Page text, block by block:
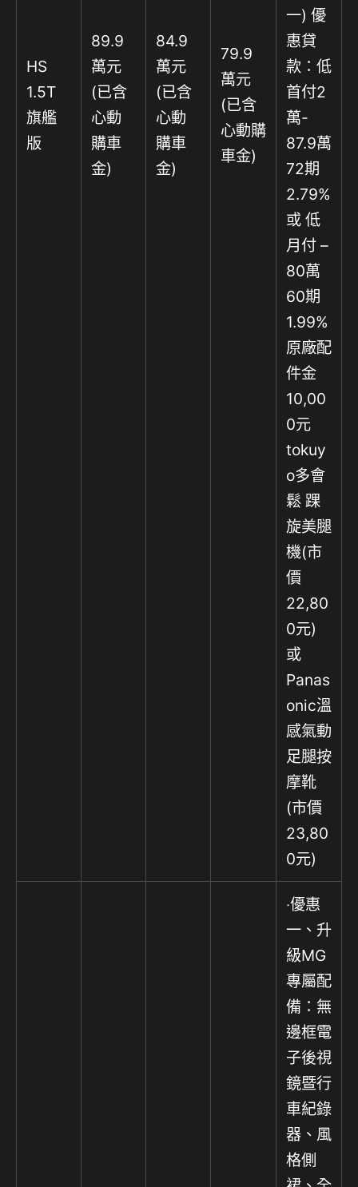
HS
1.5T
旗艦
版
89.9
萬元
(已含
心動
購車
金)
84.9
萬元
(已含
心動
購車
金)
79.9
萬元
(已含
心動購
車金)
一) 優
惠貸
款：低
首付2
萬-
87.9萬
72期
2.79%
或 低
月付 –
80萬
60期
1.99%
原廠配
件金
10,00
0元
tokuy
o多會
鬆 踝
旋美腿
機(市
價
22,80
0元)
或
Panas
onic溫
感氣動
足腿按
摩靴
(市價
23,80
0元)
‧優惠
一、升
級MG
專屬配
備：無
邊框電
子後視
鏡暨行
車紀錄
器、風
格側